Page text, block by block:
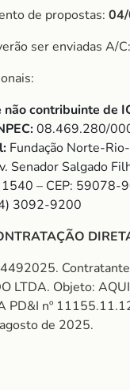
de propostas:
ser enviadas A/
não contribuinte de
08.469.280/
Fundação Norte-
Senador Salgado
1540 – CEP: 59078-
3092-9200
LTDA. Objeto:
PD&I nº
de 2025.